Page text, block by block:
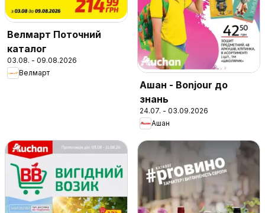
Велмарт Поточний
каталог
03.08. - 09.08.2026
Велмарт
Ашан - Bonjour до
знань
24.07. - 03.09.2026
Ашан